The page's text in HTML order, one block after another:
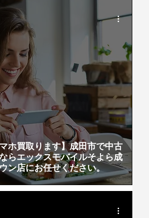
マホ買取ります】成田市で中古
らエックスモバイルそよら成
ン店にお任せください。